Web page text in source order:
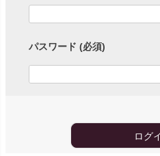
パスワード (必須)
ログ